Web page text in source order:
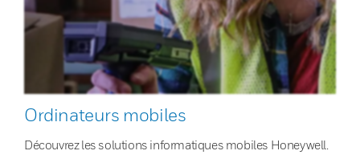
Ordinateurs mobiles
Découvrez les solutions informatiques mobiles Honeywell.